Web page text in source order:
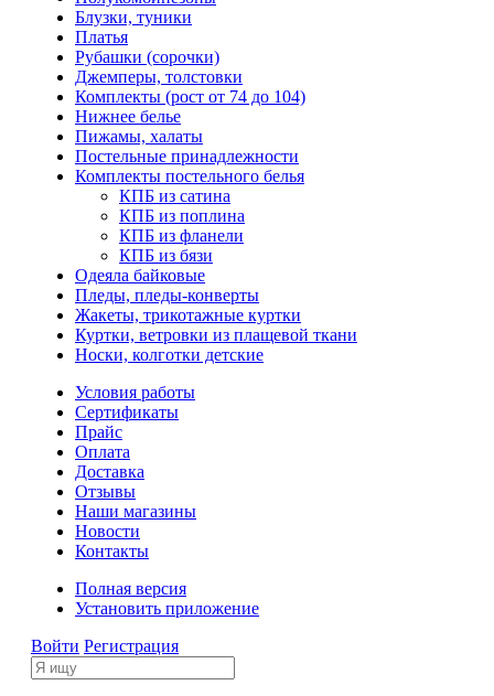
Блузки, туники
Платья
Рубашки (сорочки)
Джемперы, толстовки
Комплекты (рост от 74 до 104)
Нижнее белье
Пижамы, халаты
Постельные принадлежности
Комплекты постельного белья
КПБ из сатина
КПБ из поплина
КПБ из фланели
КПБ из бязи
Одеяла байковые
Пледы, пледы-конверты
Жакеты, трикотажные куртки
Куртки, ветровки из плащевой ткани
Носки, колготки детские
Условия работы
Сертификаты
Прайс
Оплата
Доставка
Отзывы
Наши магазины
Новости
Контакты
Полная версия
Установить приложение
Войти Регистрация